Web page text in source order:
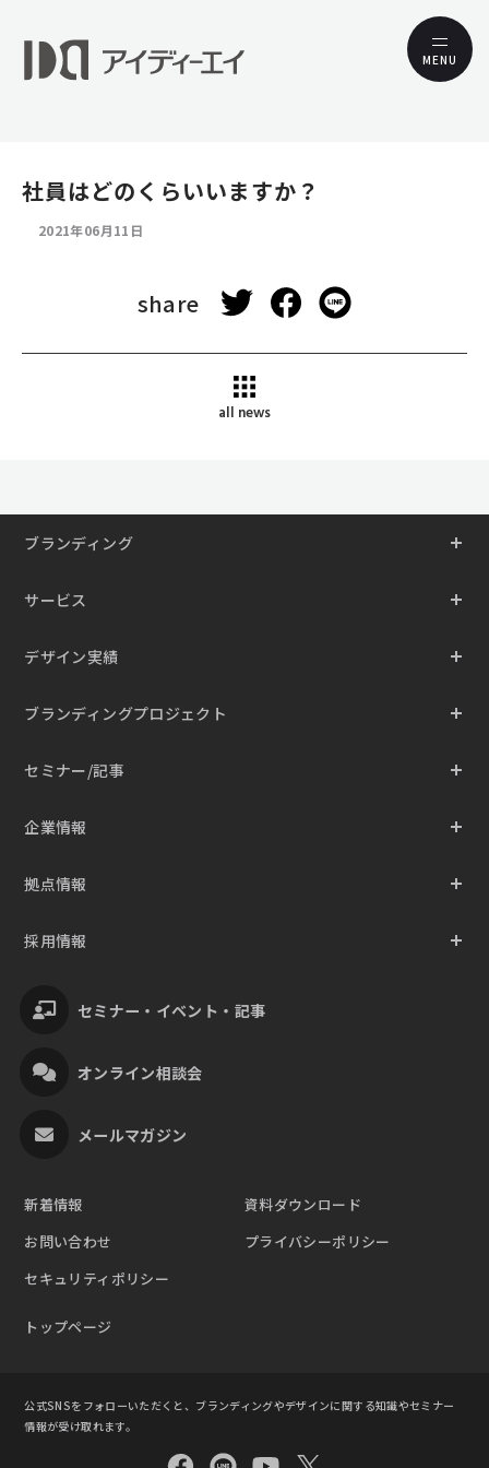
MENU
社員はどのくらいいますか？
2021年06月11日
share
all news
セミナー・イベント・記事
オンライン相談会
メールマガジン
ブランディング
サービス
デザイン実績
ブランディングプロジェクト
セミナー/記事
企業情報
拠点情報
採用情報
新着情報
資料ダウンロード
お問い合わせ
プライバシーポリシー
セキュリティポリシー
トップページ
公式SNSをフォローいただくと、ブランディングやデザインに関する知識やセミナー
情報が受け取れます。